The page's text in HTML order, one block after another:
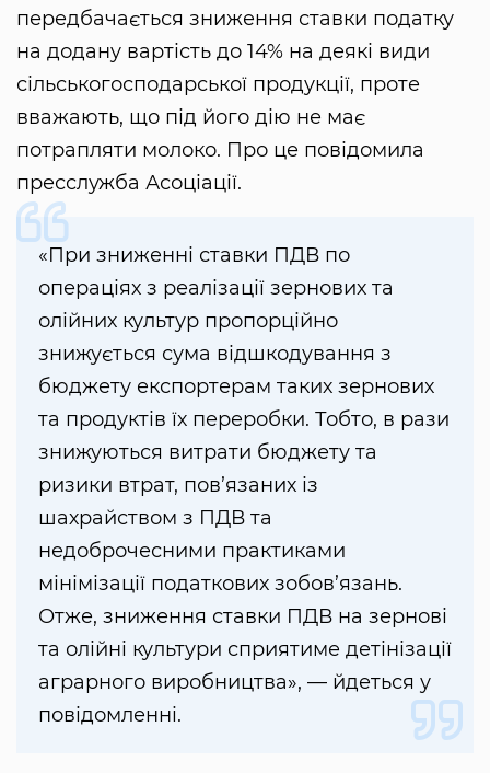
передбачається зниження ставки податку
на додану вартість до 14% на деякі види
сільськогосподарської продукції, проте
вважають, що під його дію не має
потрапляти молоко. Про це повідомила
пресслужба Асоціації.
«При зниженні ставки ПДВ по
операціях з реалізації зернових та
олійних культур пропорційно
знижується сума відшкодування з
бюджету експортерам таких зернових
та продуктів їх переробки. Тобто, в рази
знижуються витрати бюджету та
ризики втрат, пов’язаних із
шахрайством з ПДВ та
недоброчесними практиками
мінімізації податкових зобов’язань.
Отже, зниження ставки ПДВ на зернові
та олійні культури сприятиме детінізації
аграрного виробництва», — йдеться у
повідомленні.